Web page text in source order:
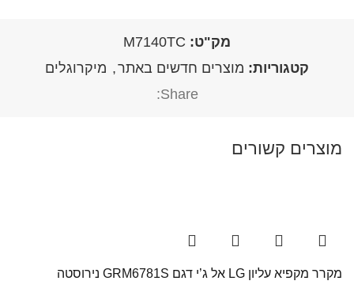
מק"ט: M7140TC
קטגוריות: מוצרים חדשים באתר, מיקרוגלים
Share:
מוצרים קשורים
מקרר מקפיא עליון LG אל ג’י דגם GRM6781S נירוסטה